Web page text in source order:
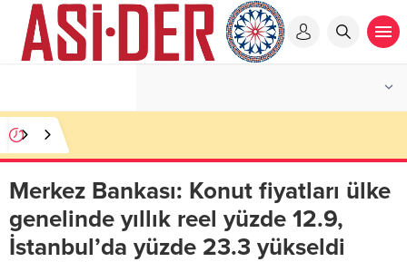
Merkez Bankası: Konut fiyatları ülke
genelinde yıllık reel yüzde 12.9,
İstanbul’da yüzde 23.3 yükseldi